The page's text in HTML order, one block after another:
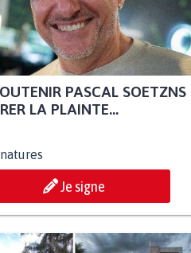
PASCAL SOETZNS
LA PLAINTE...
Je signe